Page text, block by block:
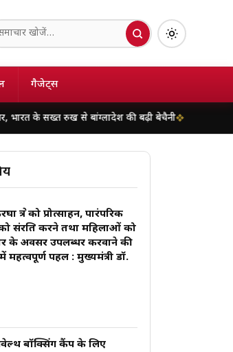
गैजेट्स
से बांग्लादेश की बढ़ी बेचैनी हिमाचल के चंबा में दर्दनाक
क्षेत्र को प्रोत्साहन, पारंपरिक
संरक्षित करने तथा महिलाओं को
के अवसर उपलब्धर करवाने की
महत्वपूर्ण पहल : मुख्यमंत्री डॉ.
बॉक्सिंग कैंप के लिए